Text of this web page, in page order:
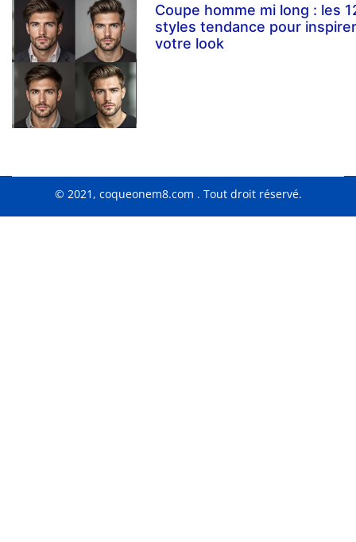
Coupe homme mi long : les
styles tendance pour inspirer
votre look
© 2021, coqueonem8.com . Tout droit réservé.